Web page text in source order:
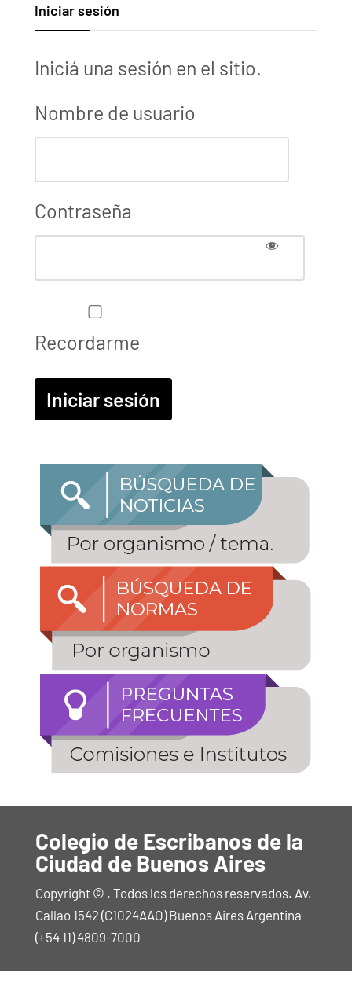
Iniciar sesión
Iniciá una sesión en el sitio.
Nombre de usuario
Contraseña
Recordarme
Colegio de Escribanos de la
Ciudad de Buenos Aires
Copyright © . Todos los derechos reservados. Av.
Callao 1542 (C1024AAO) Buenos Aires Argentina
(+54 11) 4809-7000